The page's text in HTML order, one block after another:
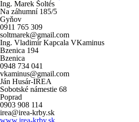
Ing. Marek Šoltés
Na záhumní 185/5
Gyňov
0911 765 309
soltmarek@gmail.com
Ing. Vladimír Kapcala VKaminus
Bzenica 194
Bzenica
0948 734 041
vkaminus@gmail.com
Ján Husár-IREA
Sobotské námestie 68
Poprad
0903 908 114
irea@irea-krby.sk
www.irea-krby.sk